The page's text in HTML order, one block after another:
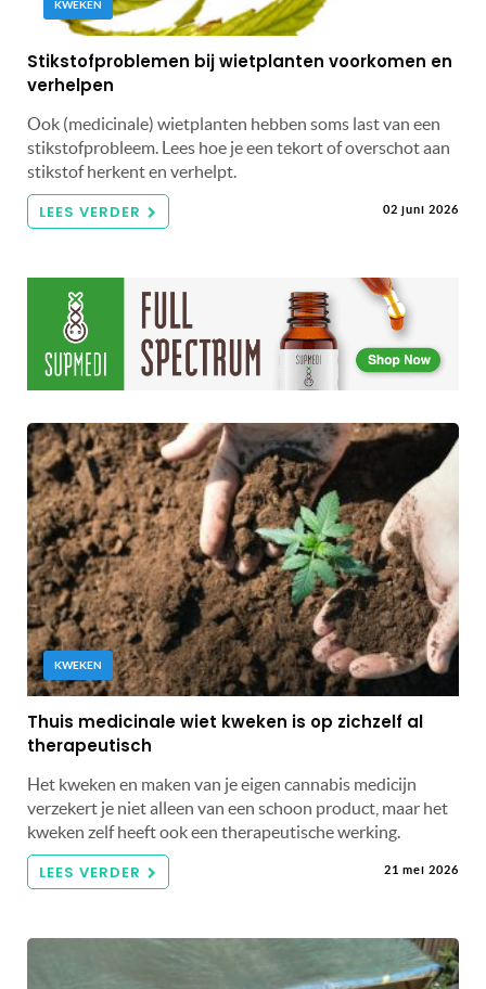
KWEKEN
Stikstofproblemen bij wietplanten voorkomen en
verhelpen
Ook (medicinale) wietplanten hebben soms last van een
stikstofprobleem. Lees hoe je een tekort of overschot aan
stikstof herkent en verhelpt.
LEES VERDER 02 juni 2026
KWEKEN
Thuis medicinale wiet kweken is op zichzelf al
therapeutisch
Het kweken en maken van je eigen cannabis medicijn
verzekert je niet alleen van een schoon product, maar het
kweken zelf heeft ook een therapeutische werking.
LEES VERDER 21 mei 2026